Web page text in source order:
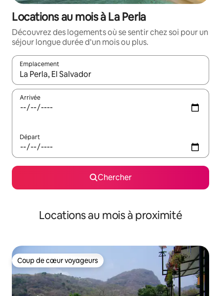
Locations au mois à La Perla
Découvrez des logements où se sentir chez soi pour un
séjour longue durée d’un mois ou plus.
Emplacement
Quand les résultats sont affichés, parcourez-les en utilisant
Arrivée
Départ
Chercher
Locations au mois à proximité
Coup de cœur voyageurs
Coup de cœur voyageurs